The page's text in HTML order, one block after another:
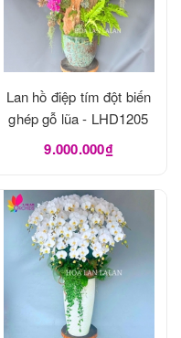
Lan hồ điệp tím đột biến
ghép gỗ lũa - LHD1205
9.000.000₫